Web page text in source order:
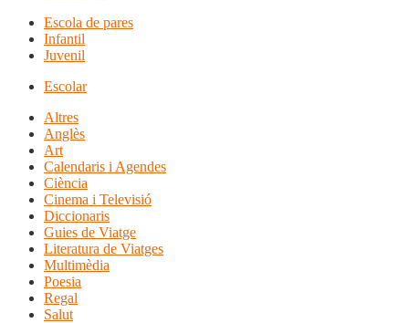
Escola de pares
Infantil
Juvenil
Escolar
Altres
Anglès
Art
Calendaris i Agendes
Ciència
Cinema i Televisió
Diccionaris
Guies de Viatge
Literatura de Viatges
Multimèdia
Poesia
Regal
Salut